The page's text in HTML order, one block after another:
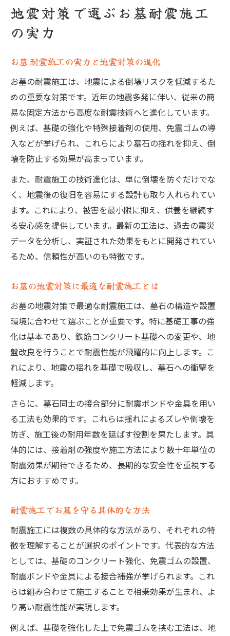
地震対策で選ぶお墓耐震施工
の実力
お墓 耐震施工の実力と地震対策の進化
お墓の耐震施工は、地震による倒壊リスクを低減するた
めの重要な対策です。近年の地震多発に伴い、従来の簡
易な固定方法から高度な耐震技術へと進化しています。
例えば、基礎の強化や特殊接着剤の使用、免震ゴムの導
入などが挙げられ、これらにより墓石の揺れを抑え、倒
壊を防止する効果が高まっています。
また、耐震施工の技術進化は、単に倒壊を防ぐだけでな
く、地震後の復旧を容易にする設計も取り入れられてい
ます。これにより、被害を最小限に抑え、供養を継続す
る安心感を提供しています。最新の工法は、過去の震災
データを分析し、実証された効果をもとに開発されてい
るため、信頼性が高いのも特徴です。
お墓の地震対策に最適な耐震施工とは
お墓の地震対策で最適な耐震施工は、墓石の構造や設置
環境に合わせて選ぶことが重要です。特に基礎工事の強
化は基本であり、鉄筋コンクリート基礎への変更や、地
盤改良を行うことで耐震性能が飛躍的に向上します。こ
れにより、地震の揺れを基礎で吸収し、墓石への衝撃を
軽減します。
さらに、墓石同士の接合部分に耐震ボンドや金具を用い
る工法も効果的です。これらは揺れによるズレや倒壊を
防ぎ、施工後の耐用年数を延ばす役割を果たします。具
体的には、接着剤の強度や施工方法により数十年単位の
耐震効果が期待できるため、長期的な安全性を重視する
方におすすめです。
耐震施工でお墓を守る具体的な方法
耐震施工には複数の具体的な方法があり、それぞれの特
徴を理解することが選択のポイントです。代表的な方法
としては、基礎のコンクリート強化、免震ゴムの設置、
耐震ボンドや金具による接合補強が挙げられます。これ
らは組み合わせて施工することで相乗効果が生まれ、よ
り高い耐震性能が実現します。
例えば、基礎を強化した上で免震ゴムを挟む工法は、地